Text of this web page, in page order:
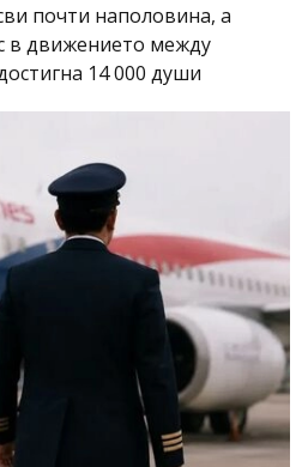
почти наполовина, а
в движението между
14 000 души